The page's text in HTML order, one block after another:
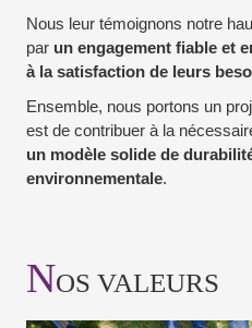
Nous leur témoignons notre
par un engagement fiable et
à la satisfaction de leurs
Ensemble, nous portons un
est de contribuer à la
un modèle solide de
environnementale.
NOS VALEURS